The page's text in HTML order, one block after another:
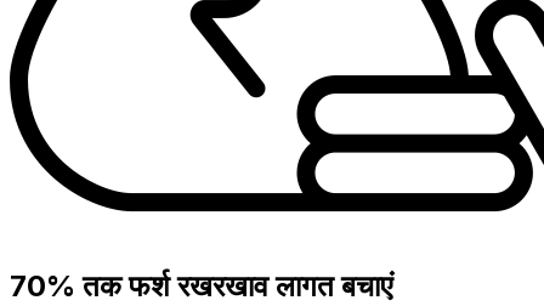
70% तक फर्श रखरखाव लागत बचाएं